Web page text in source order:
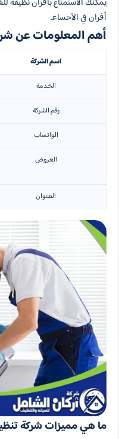
أفران في الأحساء.
أهم المعلومات عن
اسم الشركة
الخدمة
رقم الشركة
الواتساب
العروض
العنوان
ما هي مميزات شركة